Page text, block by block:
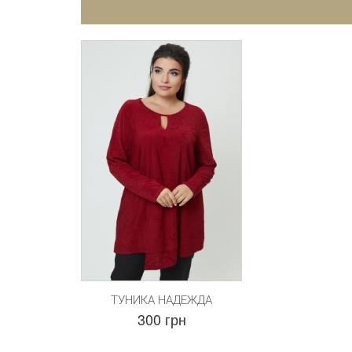
ТУНИКА НАДЕЖДА
300 грн